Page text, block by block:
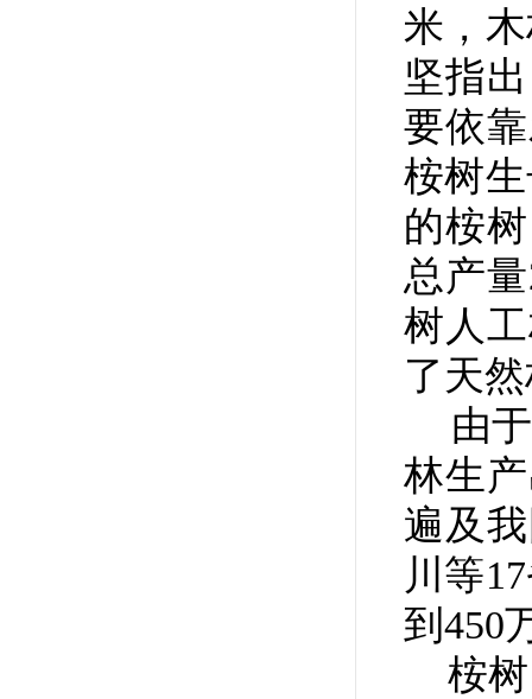
米，
坚指
要依
桉树
的桉
总产
树人
了天
由于
林生
遍及
川等
到450
桉树